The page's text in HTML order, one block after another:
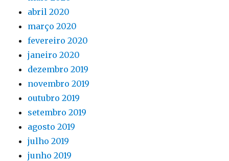
abril 2020
março 2020
fevereiro 2020
janeiro 2020
dezembro 2019
novembro 2019
outubro 2019
setembro 2019
agosto 2019
julho 2019
junho 2019